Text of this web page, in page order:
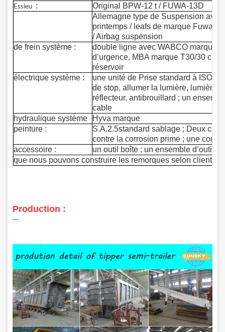
Essieu :
Original BPW-12 t / FUWA-13D
Allemagne type de Suspension
printemps / leafs de marque Fuwa
/ Airbag suspension
de frein système :
double ligne avec WABCO marque
d’urgence, MBA marque T30/30
réservoir
électrique système :
une unité de Prise standard à ISO 7
de stop, allumer la lumière, lumière
réflecteur, antibrouillard ; un
cable
hydraulique système
Hyva marque
peinture :
S.A.2.5standard sablage ; Deux
contre la corrosion prime ; une
accessoire :
un outil boîte ; un ensemble d’outil
que nous pouvons construire les remorques selon client
Production :
‑‑‑